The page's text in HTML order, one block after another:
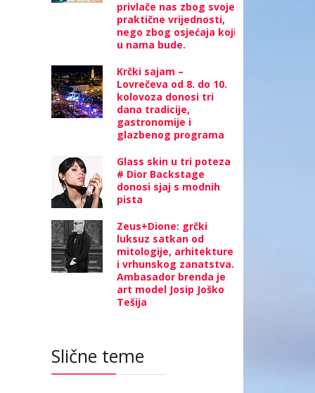
privlače nas zbog svoje
praktične vrijednosti,
nego zbog osjećaja koji
u nama bude.
Krčki sajam –
Lovrečeva od 8. do 10.
kolovoza donosi tri
dana tradicije,
gastronomije i
glazbenog programa
Glass skin u tri poteza
# Dior Backstage
donosi sjaj s modnih
pista
Zeus+Dione: grčki
luksuz satkan od
mitologije, arhitekture
i vrhunskog zanatstva.
Ambasador brenda je
art model Josip Joško
Tešija
Slične teme